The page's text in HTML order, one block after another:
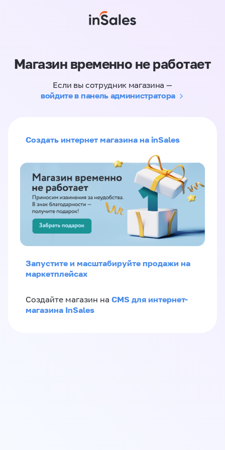
Магазин временно не работает
Если вы сотрудник магазина —
войдите в панель администратора
Создать интернет магазина на inSales
Запустите и масштабируйте продажи на
маркетплейсах
Создайте магазин на CMS для интернет-
магазина InSales